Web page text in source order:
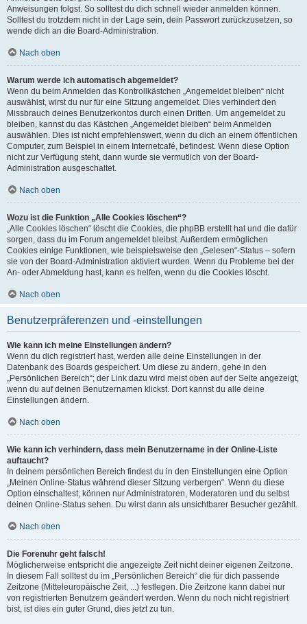
Anweisungen folgst. So solltest du dich schnell wieder anmelden können.
Solltest du trotzdem nicht in der Lage sein, dein Passwort zurückzusetzen, so
wende dich an die Board-Administration.
Nach oben
Warum werde ich automatisch abgemeldet?
Wenn du beim Anmelden das Kontrollkästchen „Angemeldet bleiben“ nicht
auswählst, wirst du nur für eine Sitzung angemeldet. Dies verhindert den
Missbrauch deines Benutzerkontos durch einen Dritten. Um angemeldet zu
bleiben, kannst du das Kästchen „Angemeldet bleiben“ beim Anmelden
auswählen. Dies ist nicht empfehlenswert, wenn du dich an einem öffentlichen
Computer, zum Beispiel in einem Internetcafé, befindest. Wenn diese Option
nicht zur Verfügung steht, dann wurde sie vermutlich von der Board-
Administration ausgeschaltet.
Nach oben
Wozu ist die Funktion „Alle Cookies löschen“?
„Alle Cookies löschen“ löscht die Cookies, die phpBB erstellt hat und die dafür
sorgen, dass du im Forum angemeldet bleibst. Außerdem ermöglichen
Cookies einige Funktionen, wie beispielsweise den „Gelesen“-Status – sofern
sie von der Board-Administration aktiviert wurden. Wenn du Probleme bei der
An- oder Abmeldung hast, kann es helfen, wenn du die Cookies löscht.
Nach oben
Benutzerpräferenzen und -einstellungen
Wie kann ich meine Einstellungen ändern?
Wenn du dich registriert hast, werden alle deine Einstellungen in der
Datenbank des Boards gespeichert. Um diese zu ändern, gehe in den
„Persönlichen Bereich“; der Link dazu wird meist oben auf der Seite angezeigt,
wenn du auf deinen Benutzernamen klickst. Dort kannst du alle deine
Einstellungen ändern.
Nach oben
Wie kann ich verhindern, dass mein Benutzername in der Online-Liste
auftaucht?
In deinem persönlichen Bereich findest du in den Einstellungen eine Option
„Meinen Online-Status während dieser Sitzung verbergen“. Wenn du diese
Option einschaltest, können nur Administratoren, Moderatoren und du selbst
deinen Online-Status sehen. Du wirst dann als unsichtbarer Besucher gezählt.
Nach oben
Die Forenuhr geht falsch!
Möglicherweise entspricht die angezeigte Zeit nicht deiner eigenen Zeitzone.
In diesem Fall solltest du im „Persönlichen Bereich“ die für dich passende
Zeitzone (Mitteleuropäische Zeit, ...) festlegen. Die Zeitzone kann dabei nur
von registrierten Benutzern geändert werden. Wenn du noch nicht registriert
bist, ist dies ein guter Grund, dies jetzt zu tun.